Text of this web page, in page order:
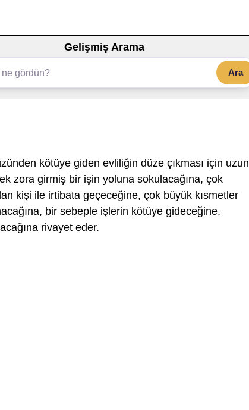
Gelişmiş Arama
Ara
kötüye giden evliliğin düze çıkması için uzun
zora girmiş bir işin yoluna sokulacağına, çok
kişi ile irtibata geçeceğine, çok büyük kısmetler
bir sebeple işlerin kötüye gideceğine,
rivayet eder.